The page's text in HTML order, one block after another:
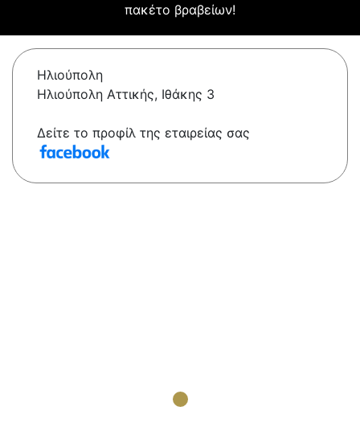
πακέτο βραβείων!
Ηλιούπολη
Ηλιούπολη Αττικής, Ιθάκης 3
Δείτε το προφίλ της εταιρείας σας